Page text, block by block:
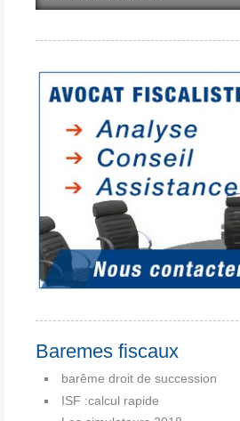
Baremes fiscaux
barême droit de succession
ISF :calcul rapide